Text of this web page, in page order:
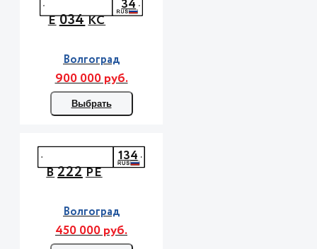
Е034КС
34
Волгоград
900 000 руб.
Выбрать
В222РЕ
134
Волгоград
450 000 руб.